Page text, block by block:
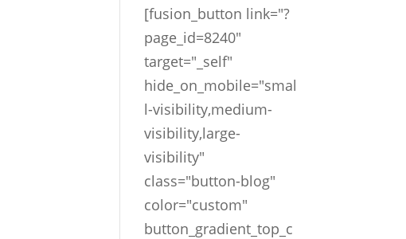
[fusion_button link="?
page_id=8240"
target="_self"
hide_on_mobile="smal
l-visibility,medium-
visibility,large-
visibility"
class="button-blog"
color="custom"
button_gradient_top_c